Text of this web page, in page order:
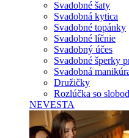
Svadobné šaty
Svadobná kytica
Svadobné topánky
Svadobné líčnie
Svadobný účes
Svadobné šperky
Svadobná
Družičky
Rozlúčka so
NEVESTA